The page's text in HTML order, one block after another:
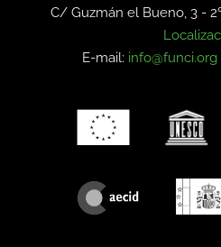
C/ Guzmán el Bueno, 3 -
E-mail: info@funci.org